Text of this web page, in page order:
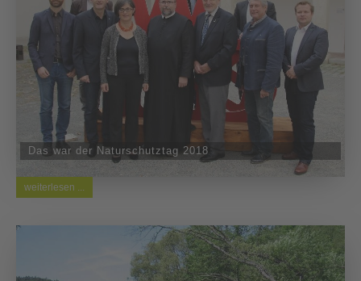
Das war der Naturschutztag 2018
weiterlesen ...